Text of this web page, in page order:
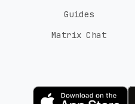
Guides
Matrix Chat